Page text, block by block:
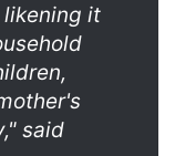
likening it
said